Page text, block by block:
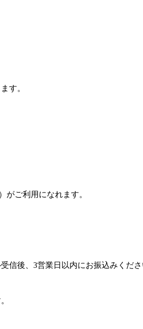
す。
がご利用になれます。
信後、3営業日以内にお振込みくださ